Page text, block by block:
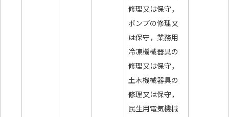
修理又は保守，
ポンプの修理又
は保守，業務用
冷凍機械器具の
修理又は保守，
土木機械器具の
修理又は保守，
民生用電気機械